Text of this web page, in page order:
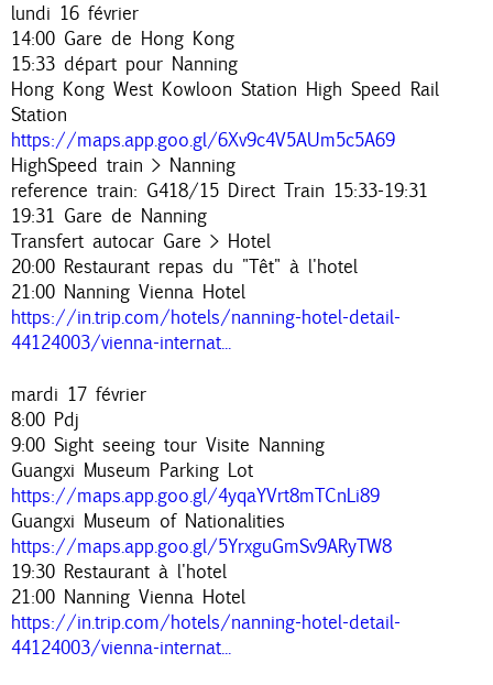
lundi 16 février
14:00 Gare de Hong Kong
15:33 départ pour Nanning
Hong Kong West Kowloon Station High Speed Rail
Station
https://maps.app.goo.gl/6Xv9c4V5AUm5c5A69
HighSpeed train > Nanning
reference train: G418/15 Direct Train 15:33-19:31
19:31 Gare de Nanning
Transfert autocar Gare > Hotel
20:00 Restaurant repas du "Têt" à l'hotel
21:00 Nanning Vienna Hotel
https://in.trip.com/hotels/nanning-hotel-detail-
44124003/vienna-internat...
mardi 17 février
8:00 Pdj
9:00 Sight seeing tour Visite Nanning
Guangxi Museum Parking Lot
https://maps.app.goo.gl/4yqaYVrt8mTCnLi89
Guangxi Museum of Nationalities
https://maps.app.goo.gl/5YrxguGmSv9ARyTW8
19:30 Restaurant à l'hotel
21:00 Nanning Vienna Hotel
https://in.trip.com/hotels/nanning-hotel-detail-
44124003/vienna-internat...